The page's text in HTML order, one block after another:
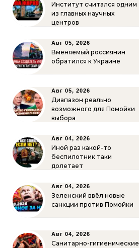
Институт считался одним
из главных научных
центров
Авг 05, 2026
Вменяемый россиянин
обратился к Украине
Авг 05, 2026
Диапазон реально
возможного для Помойки
выбора
Авг 04, 2026
Иной раз какой-то
беспилотник таки
долетает
Авг 04, 2026
Зеленский ввёл новые
санкции против Помойки
Авг 04, 2026
Санитарно-гигиенические